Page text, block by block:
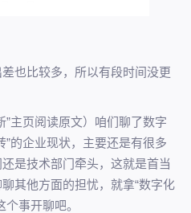
也比较多，所以有段时间没更
”主页阅读原文）咱们聊了数字
”的企业现状，主要还是有很多
是技术部门牵头，这就是首当
其他方面的担忧，就拿“数字化
事开聊吧。